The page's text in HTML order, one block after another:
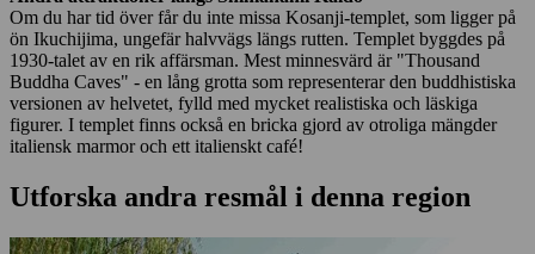
Om du har tid över får du inte missa Kosanji-templet, som ligger på
ön Ikuchijima, ungefär halvvägs längs rutten. Templet byggdes på
1930-talet av en rik affärsman. Mest minnesvärd är "Thousand
Buddha Caves" - en lång grotta som representerar den buddhistiska
versionen av helvetet, fylld med mycket realistiska och läskiga
figurer. I templet finns också en bricka gjord av otroliga mängder
italiensk marmor och ett italienskt café!
Utforska andra resmål i denna region